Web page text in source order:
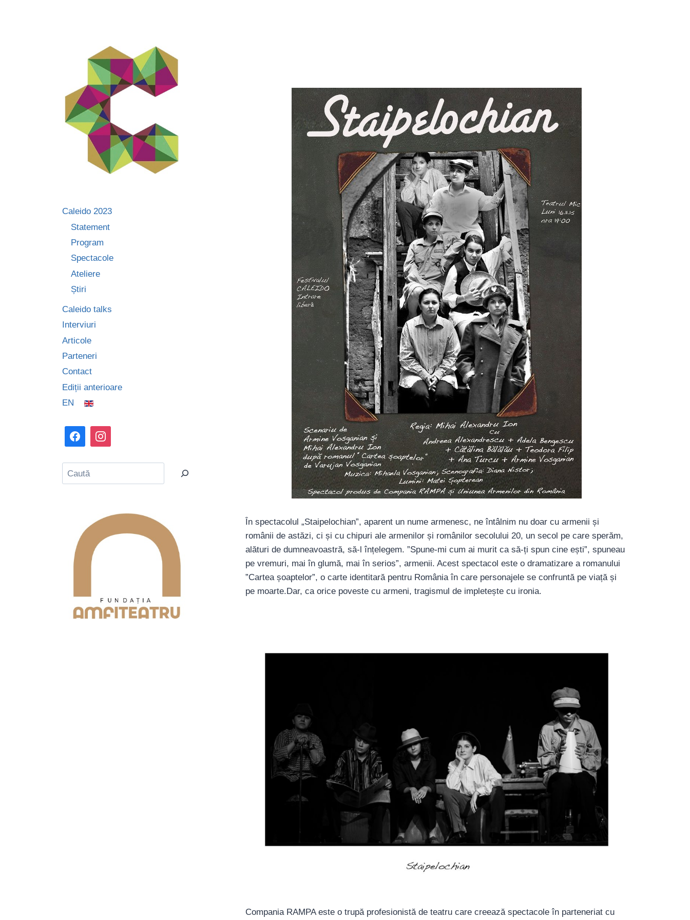
În spectacolul „Staipelochian”, aparent un nume armenesc, ne întâlnim nu doar cu armenii și
românii de astăzi, ci și cu chipuri ale armenilor și românilor secolului 20, un secol pe care sperăm,
alături de dumneavoastră, să-l înțelegem. ”Spune-mi cum ai murit ca să-ți spun cine ești”, spuneau
pe vremuri, mai în glumă, mai în serios”, armenii. Acest spectacol este o dramatizare a romanului
”Cartea șoaptelor”, o carte identitară pentru România în care personajele se confruntă pe viață și
pe moarte.Dar, ca orice poveste cu armeni, tragismul de impletește cu ironia.
Compania RAMPA este o trupă profesionistă de teatru care creează spectacole în parteneriat cu
Caleido 2023
Statement
Program
Spectacole
Ateliere
Știri
Caleido talks
Interviuri
Articole
Parteneri
Contact
Ediții anterioare
EN
Caută